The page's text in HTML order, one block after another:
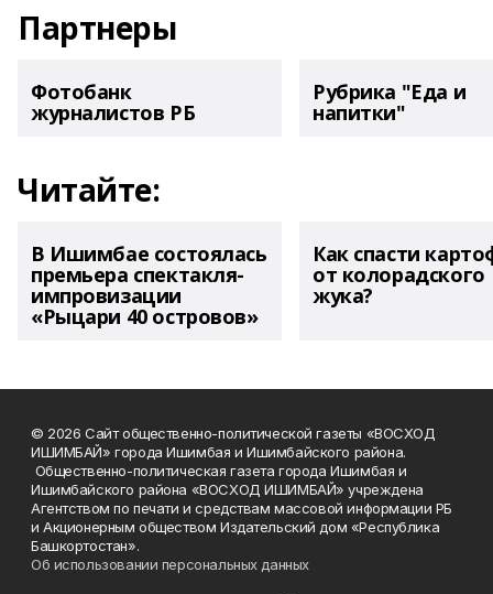
Партнеры
Фотобанк
журналистов РБ
Рубрика "Еда и
напитки"
Читайте:
В Ишимбае состоялась
премьера спектакля-
импровизации
«Рыцари 40 островов»
Как спасти
от колорадского
жука?
© 2026 Сайт общественно-политической газеты «ВОСХОД
ИШИМБАЙ» города Ишимбая и Ишимбайского района.
Общественно-политическая газета города Ишимбая и
Ишимбайского района «ВОСХОД ИШИМБАЙ» учреждена
Агентством по печати и средствам массовой информации РБ
и Акционерным обществом Издательский дом «Республика
Башкортостан».
Об использовании персональных данных